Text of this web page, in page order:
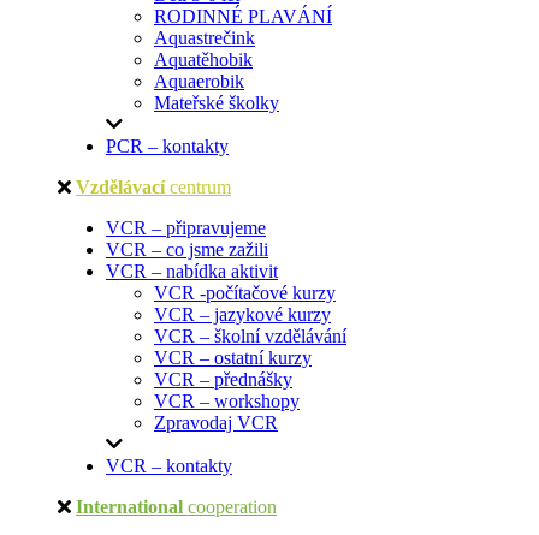
RODINNÉ PLAVÁNÍ
Aquastrečink
Aquatěhobik
Aquaerobik
Mateřské školky
PCR – kontakty
Vzdělávací centrum
VCR – připravujeme
VCR – co jsme zažili
VCR – nabídka aktivit
VCR -počítačové kurzy
VCR – jazykové kurzy
VCR – školní vzdělávání
VCR – ostatní kurzy
VCR – přednášky
VCR – workshopy
Zpravodaj VCR
VCR – kontakty
International cooperation